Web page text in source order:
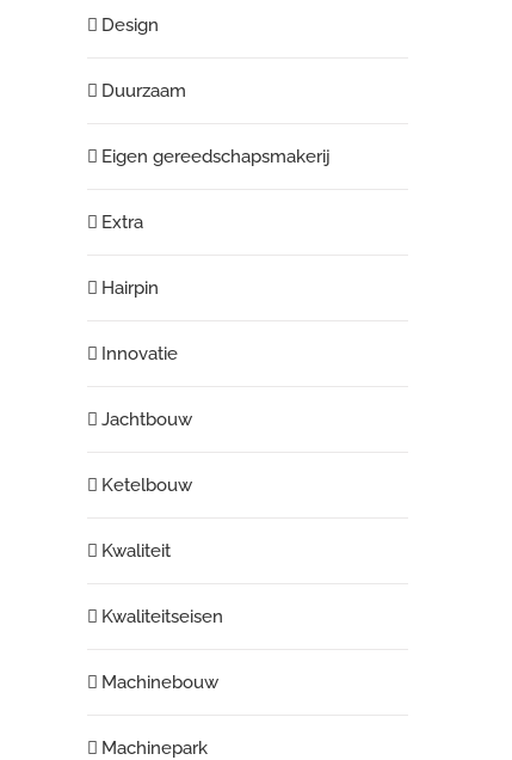
Design
Duurzaam
Eigen gereedschapsmakerij
Extra
Hairpin
Innovatie
Jachtbouw
Ketelbouw
Kwaliteit
Kwaliteitseisen
Machinebouw
Machinepark